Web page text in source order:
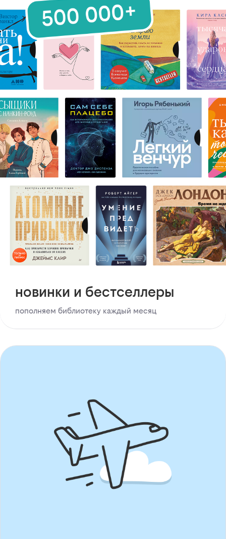
новинки и бестселлеры
пополняем библиотеку каждый месяц